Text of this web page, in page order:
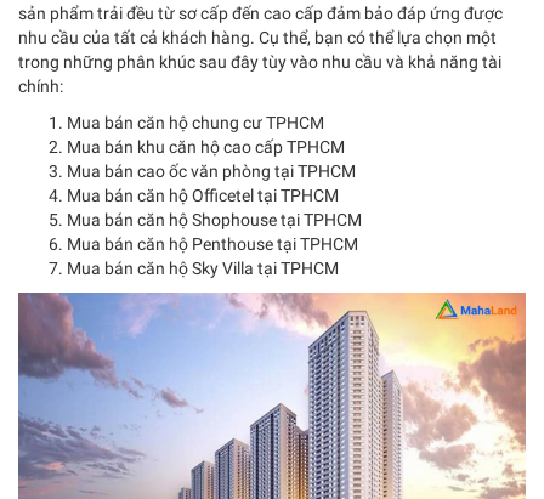
sản phẩm trải đều từ sơ cấp đến cao cấp đảm bảo đáp ứng được
nhu cầu của tất cả khách hàng. Cụ thể, bạn có thể lựa chọn một
trong những phân khúc sau đây tùy vào nhu cầu và khả năng tài
chính:
Mua bán căn hộ chung cư TPHCM
Mua bán khu căn hộ cao cấp TPHCM
Mua bán cao ốc văn phòng tại TPHCM
Mua bán căn hộ Officetel tại TPHCM
Mua bán căn hộ Shophouse tại TPHCM
Mua bán căn hộ Penthouse tại TPHCM
Mua bán căn hộ Sky Villa tại TPHCM